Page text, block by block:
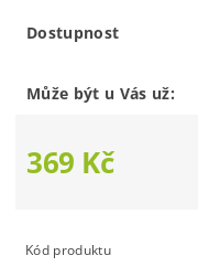
Dostupnost
Může být u Vás už:
369 Kč
Kód produktu